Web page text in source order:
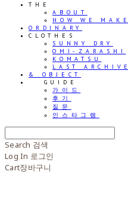
THE
ABOUT
HOW WE MAKE
ORDINARY
CLOTHES
SUNNY DRY
OMI-ZARASHI
KOMATSU
LAST ARCHIVE
& OBJECT
⠀⠀GUIDE
가이드
후기
질문
인스타그램
Search 검색
Log In 로그인
Cart장바구니